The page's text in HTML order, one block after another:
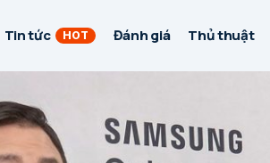
Tin tức HOT Đánh giá Thủ thuật